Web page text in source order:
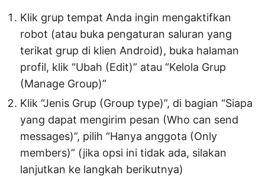
Klik grup tempat Anda ingin mengaktifkan
robot (atau buka pengaturan saluran yang
terikat grup di klien Android), buka halaman
profil, klik “Ubah (Edit)” atau “Kelola Grup
(Manage Group)”
Klik “Jenis Grup (Group type)”, di bagian “Siapa
yang dapat mengirim pesan (Who can send
messages)”, pilih “Hanya anggota (Only
members)” (jika opsi ini tidak ada, silakan
lanjutkan ke langkah berikutnya)